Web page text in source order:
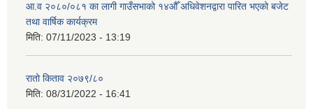
आ.व २०८०/०८१ का लागी गाउँसभाको १४औँ अधिवेशनद्वारा पारित भएको बजेट
तथा वार्षिक कार्यक्रम
मिति: 07/11/2023 - 13:19
रातो किताव २०७९/८०
मिति: 08/31/2022 - 16:41